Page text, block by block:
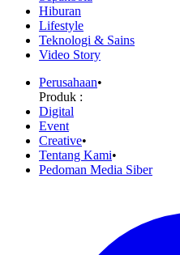
Hiburan
Lifestyle
Teknologi & Sains
Video Story
Perusahaan•
Produk :
Digital
Event
Creative•
Tentang Kami•
Pedoman Media Siber